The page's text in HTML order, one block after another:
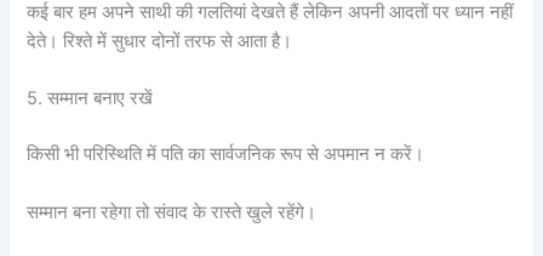
कई बार हम अपने साथी की गलतियां देखते हैं लेकिन अपनी आदतों पर ध्यान नहीं
देते। रिश्ते में सुधार दोनों तरफ से आता है।
5. सम्मान बनाए रखें
किसी भी परिस्थिति में पति का सार्वजनिक रूप से अपमान न करें।
सम्मान बना रहेगा तो संवाद के रास्ते खुले रहेंगे।